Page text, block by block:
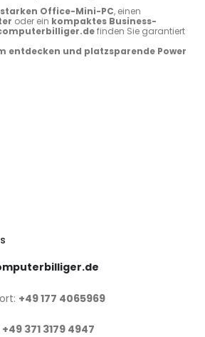
Office-Mini-PC, einen
oder ein kompaktes Business-
finden Sie garantiert
entdecken und platzsparende Power
+49 177 4065969
+49 371 3179 4947